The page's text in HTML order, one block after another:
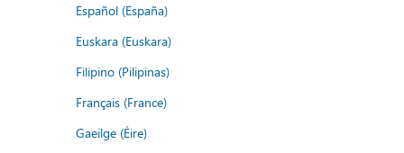
Español (España)
Euskara (Euskara)
Filipino (Pilipinas)
Français (France)
Gaeilge (Éire)